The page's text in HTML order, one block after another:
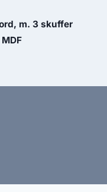
m. 3 skuffer